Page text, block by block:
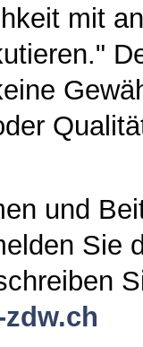
mit
und
Sie